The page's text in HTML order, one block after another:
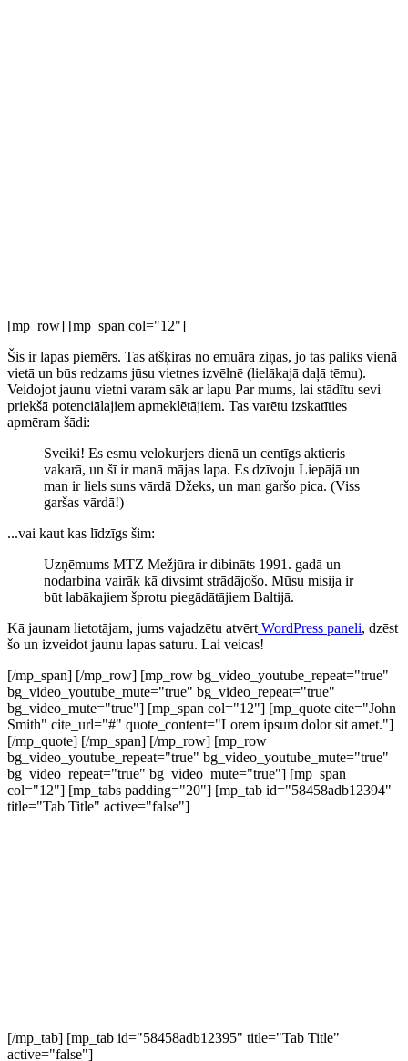
[mp_row] [mp_span col="12"]
Šis ir lapas piemērs. Tas atšķiras no emuāra ziņas, jo tas paliks vienā
vietā un būs redzams jūsu vietnes izvēlnē (lielākajā daļā tēmu).
Veidojot jaunu vietni varam sāk ar lapu Par mums, lai stādītu sevi
priekšā potenciālajiem apmeklētājiem. Tas varētu izskatīties
apmēram šādi:
Sveiki! Es esmu velokurjers dienā un centīgs aktieris
vakarā, un šī ir manā mājas lapa. Es dzīvoju Liepājā un
man ir liels suns vārdā Džeks, un man garšo pica. (Viss
garšas vārdā!)
...vai kaut kas līdzīgs šim:
Uzņēmums MTZ Mežjūra ir dibināts 1991. gadā un
nodarbina vairāk kā divsimt strādājošo. Mūsu misija ir
būt labākajiem šprotu piegādātājiem Baltijā.
Kā jaunam lietotājam, jums vajadzētu atvērt WordPress paneli, dzēst
šo un izveidot jaunu lapas saturu. Lai veicas!
[/mp_span] [/mp_row] [mp_row bg_video_youtube_repeat="true"
bg_video_youtube_mute="true" bg_video_repeat="true"
bg_video_mute="true"] [mp_span col="12"] [mp_quote cite="John
Smith" cite_url="#" quote_content="Lorem ipsum dolor sit amet."]
[/mp_quote] [/mp_span] [/mp_row] [mp_row
bg_video_youtube_repeat="true" bg_video_youtube_mute="true"
bg_video_repeat="true" bg_video_mute="true"] [mp_span
col="12"] [mp_tabs padding="20"] [mp_tab id="58458adb12394"
title="Tab Title" active="false"]
[/mp_tab] [mp_tab id="58458adb12395" title="Tab Title"
active="false"]